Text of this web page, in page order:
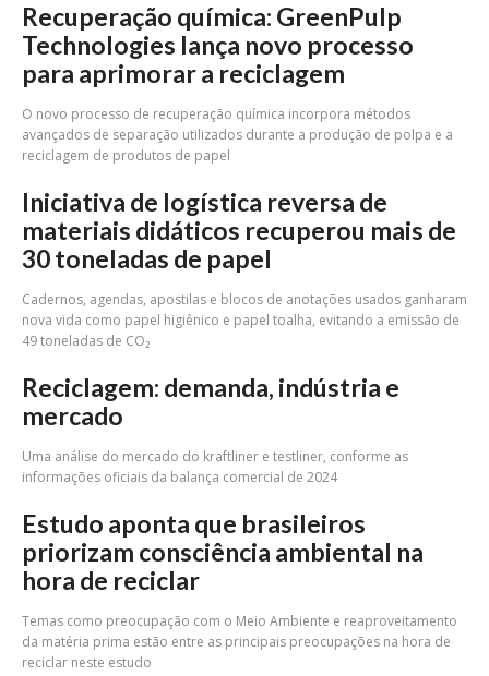
Recuperação química: GreenPulp
Technologies lança novo processo
para aprimorar a reciclagem
O novo processo de recuperação química incorpora métodos
avançados de separação utilizados durante a produção de polpa e a
reciclagem de produtos de papel
Iniciativa de logística reversa de
materiais didáticos recuperou mais de
30 toneladas de papel
Cadernos, agendas, apostilas e blocos de anotações usados ganharam
nova vida como papel higiênico e papel toalha, evitando a emissão de
49 toneladas de CO₂
Reciclagem: demanda, indústria e
mercado
Uma análise do mercado do kraftliner e testliner, conforme as
informações oficiais da balança comercial de 2024
Estudo aponta que brasileiros
priorizam consciência ambiental na
hora de reciclar
Temas como preocupação com o Meio Ambiente e reaproveitamento
da matéria prima estão entre as principais preocupações na hora de
reciclar neste estudo